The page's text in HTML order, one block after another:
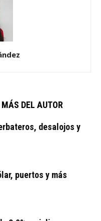
MÁS DEL AUTOR
desalojos y
puertos y más